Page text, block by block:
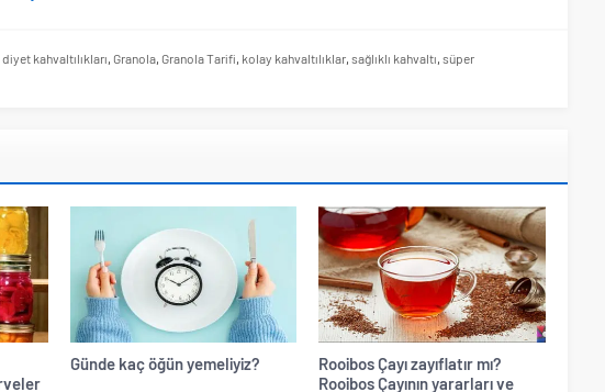
diyet kahvaltılıkları, Granola, Granola Tarifi, kolay kahvaltılıklar, sağlıklı kahvaltı, süper
Günde kaç öğün yemeliyiz?
Rooibos Çayı zayıflatır mı?
Rooibos Çayının yararları ve